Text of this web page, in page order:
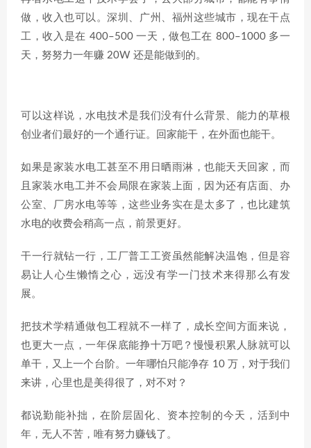
做，收入也可以。深圳、广州、福州这些城市，现在干点
工，收入是在 400–500 一天，做包工在 800–1000 多一
天，努努力一年赚 20W 还是能做到的。
可以这样说，水电技术是我们没有什么背景、能力的草根
创业者们最好的一个通行证。回家能干，在外面也能干。
如果是家装水电工甚至不用日晒雨淋，也能天天回家，而
且家装水电工并不会局限在家装上面，因为还有店面、办
公室、厂房水电等等，这些业务实在是太多了，也比建筑
水电的收费会稍高一点，前景更好。
干一行就钻一行，工厂普工工资虽然能解决温饱，但是容
易让人心生懒惰之心，远没有学一门技术来得那么有发
展。
把技术学精通做包工程就不一样了，成长空间方面来说，
也更大一点，一年保底能挣十万吧？慢慢积累人脉就可以
单干，又上一个台阶。一年哪怕只能净存 10 万，对于我们
来讲，心里也是美得很了，对不对？
都说勤能补拙，在阶层固化、资本控制的今天，活到中
年，无人不苦，唯有努力赚钱了。